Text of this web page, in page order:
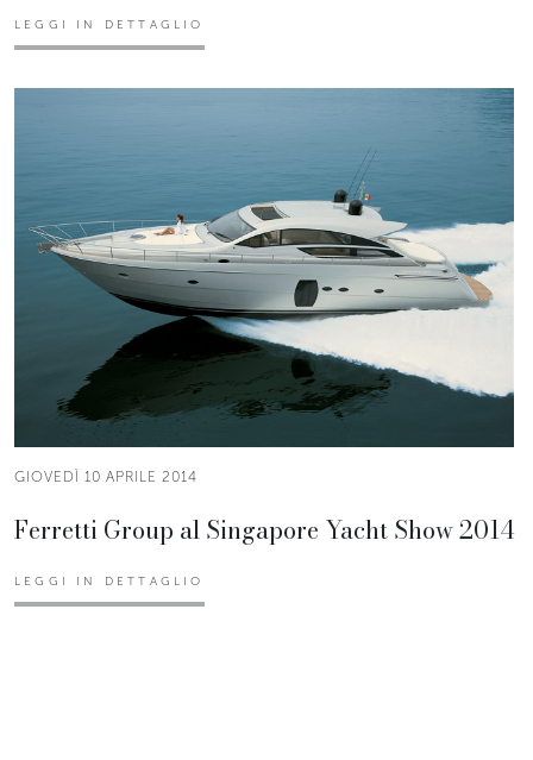
LEGGI IN DETTAGLIO
GIOVEDÌ 10 APRILE 2014
Ferretti Group al Singapore Yacht Show 2014
LEGGI IN DETTAGLIO